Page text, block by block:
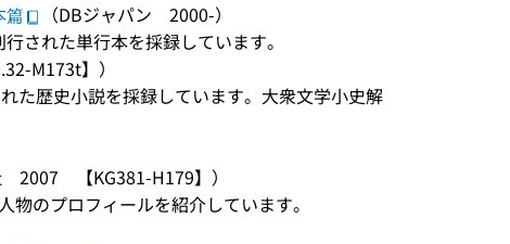
篇
（DBジャパン 2000-）
された単行本を採録しています。
M173t】）
た歴史小説を採録しています。大衆文学小史解
2007 【KG381-H179】）
のプロフィールを紹介しています。